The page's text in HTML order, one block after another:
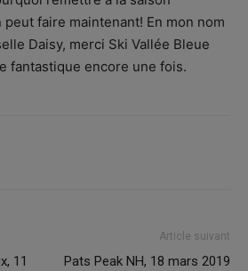
peut faire maintenant! En mon nom
Daisy, merci Ski Vallée Bleue
fantastique encore une fois.
11
Article suivant
Pats Peak NH, 18 mars 2019